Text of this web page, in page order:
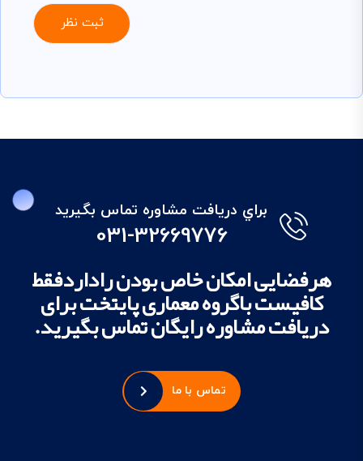
براي دريافت مشاوره تماس بگيريد
031-32669776
هرفضایی امکان خاص بودن راداردفقط
کافیست باگروه معماری پایتخت برای
دریافت مشاوره رایگان تماس بگیرید.
تماس با ما